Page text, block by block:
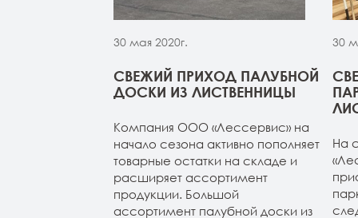
30 мая 2020г.
СВЕЖИЙ ПРИХОД ПАЛУБНОЙ
ДОСКИ ИЗ ЛИСТВЕННИЦЫ
Компания ООО «Лессервис» на
начало сезона активно пополняет
товарные остатки на складе и
расширяет ассортимент
продукции. Большой
ассортимент палубной доски из
30
На